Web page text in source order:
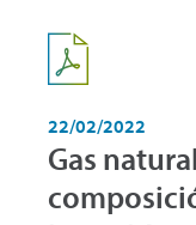
22/02/2022
Gas